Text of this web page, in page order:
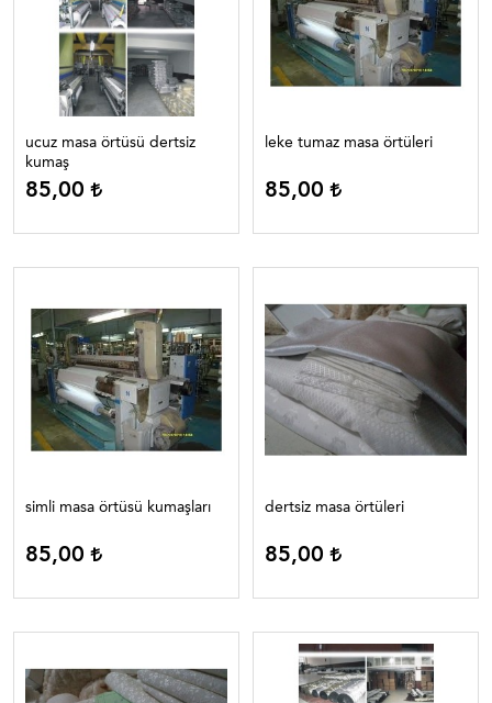
ucuz masa örtüsü dertsiz
kumaş
85,00
leke tumaz masa örtüleri
85,00
simli masa örtüsü kumaşları
85,00
dertsiz masa örtüleri
85,00